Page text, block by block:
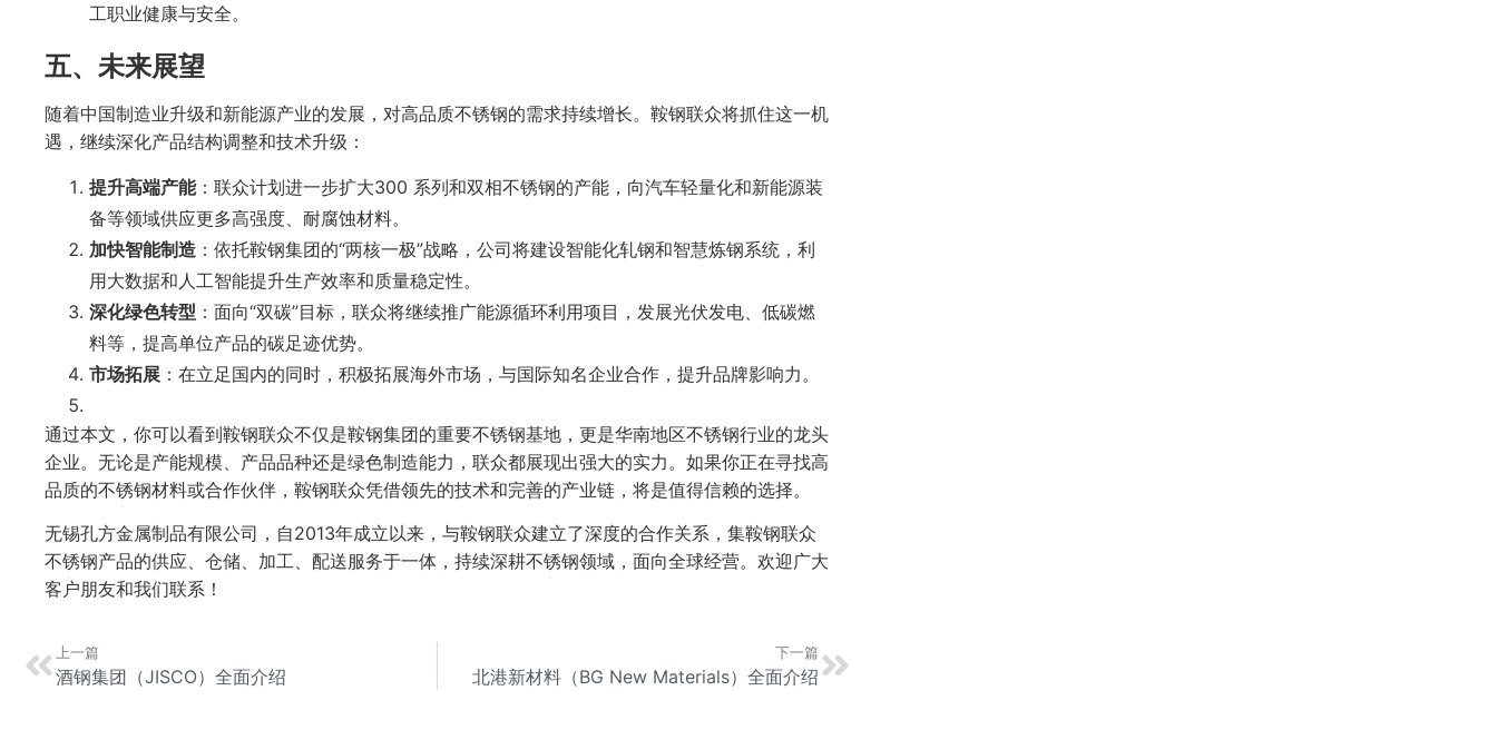
工职业健康与安全。
五、未来展望
随着中国制造业升级和新能源产业的发展，对高品质不锈钢的需求持续增长。鞍钢联众将抓住这一机
遇，继续深化产品结构调整和技术升级：
提升高端产能：联众计划进一步扩大300 系列和双相不锈钢的产能，向汽车轻量化和新能源装
备等领域供应更多高强度、耐腐蚀材料。
加快智能制造 ：依托鞍钢集团的“两核一极”战略，公司将建设智能化轧钢和智慧炼钢系统，利
用大数据和人工智能提升生产效率和质量稳定性。
深化绿色转型 ：面向“双碳”目标，联众将继续推广能源循环利用项目，发展光伏发电、低碳燃
料等，提高单位产品的碳足迹优势。
市场拓展 ：在立足国内的同时，积极拓展海外市场，与国际知名企业合作，提升品牌影响力。
通过本文，你可以看到鞍钢联众不仅是鞍钢集团的重要不锈钢基地，更是华南地区不锈钢行业的龙头
企业。无论是产能规模、产品品种还是绿色制造能力，联众都展现出强大的实力。如果你正在寻找高
品质的不锈钢材料或合作伙伴，鞍钢联众凭借领先的技术和完善的产业链，将是值得信赖的选择。
无锡孔方金属制品有限公司，自2013年成立以来，与鞍钢联众建立了深度的合作关系，集鞍钢联众
不锈钢产品的供应、仓储、加工、配送服务于一体，持续深耕不锈钢领域，面向全球经营。欢迎广大
客户朋友和我们联系！
上一篇
酒钢集团（JISCO）全面介绍
下一篇
北港新材料（BG New Materials）全面介绍